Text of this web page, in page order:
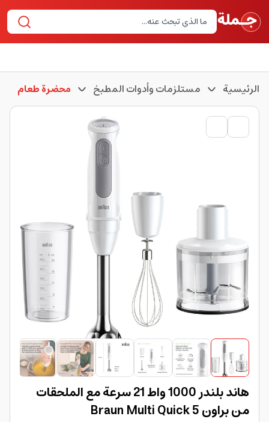
الرئيسية مستلزمات وأدوات المطبخ محضرة طعام
هاند بلندر 1000 واط 21 سرعة مع الملحقات
من براون Braun Multi Quick 5